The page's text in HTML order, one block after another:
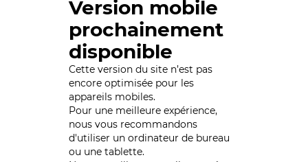
Version mobile
prochainement
disponible
Cette version du site n’est pas
encore optimisée pour les
appareils mobiles.
Pour une meilleure expérience,
nous vous recommandons
d'utiliser un ordinateur de bureau
ou une tablette.